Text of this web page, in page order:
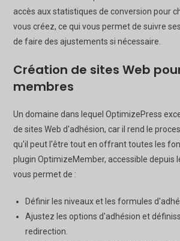
accès aux statistiques de conversion pour
vous créez, ce qui vous permet de suivre
de faire des ajustements si nécessaire.
Création de sites Web
membres
Un domaine dans lequel OptimizePress
de sites Web d'adhésion, car il rend le
qu'il peut l'être tout en offrant toutes les
plugin OptimizeMember, accessible depuis
vous permet de :
Définir les niveaux et les formules
Ajustez les options d'adhésion et
redirection.